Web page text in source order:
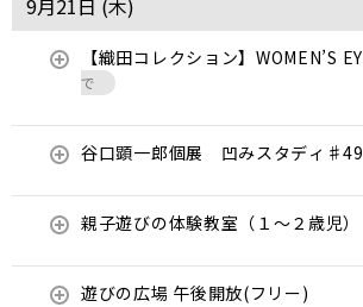
9月21日 (木)
【織田コレクション】WOMEN’S
で
谷口顕一郎個展 凹みスタディ♯49
親子遊びの体験教室（１～２歳児）
遊びの広場 午後開放(フリー)